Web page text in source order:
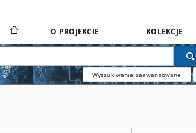
O PROJEKCIE KOLEKCJE
Wyszukiwanie zaawansowane